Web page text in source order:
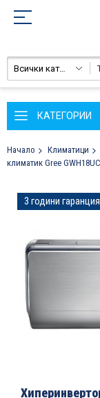
Всички категории
КАТЕГОРИИ
Начало Климатици
климатик Gree
Преминете
към
галерията
на
изображенията
3 години гаранция
към